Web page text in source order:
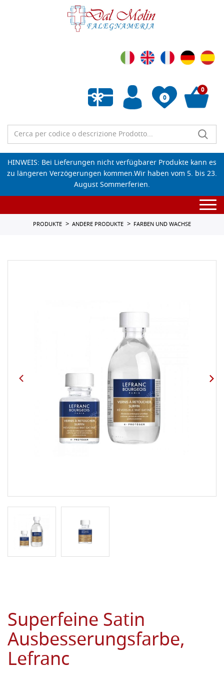
0
Wunschliste leeren
0
HINWEIS: Bei Lieferungen nicht verfügbarer Produkte kann es
zu längeren Verzögerungen kommen.Wir haben vom 5. bis 23.
August Sommerferien.
PRODUKTE ANDERE PRODUKTE FARBEN UND WACHSE
Superfeine Satin
Ausbesserungsfarbe,
Lefranc